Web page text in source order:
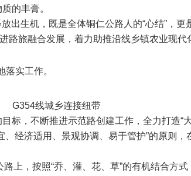
的丰膏。
生机，既是全体铜仁公路人的“心结”，更
路旅融合发展，着力助推沿线乡镇农业现
落实工作。
G354线城乡连接纽带
标，不断推进示范路创建工作，全力打造“
经济适用、景观协调、易于管护”的原则
上，按照“乔、灌、花、草”的有机结合方